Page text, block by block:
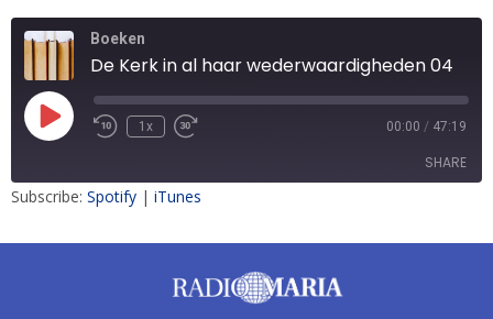
Boeken
De Kerk in al haar wederwaardigheden 04
1x 00:00 / 47:19
SHARE
Subscribe: Spotify | iTunes